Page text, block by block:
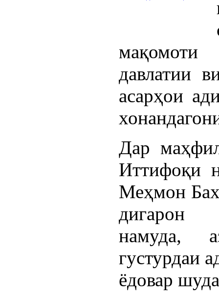
давлатии
асарҳои
Дар
Иттифоқи
Меҳмон
дигарон
намуда,
густурдаи
ёдовар